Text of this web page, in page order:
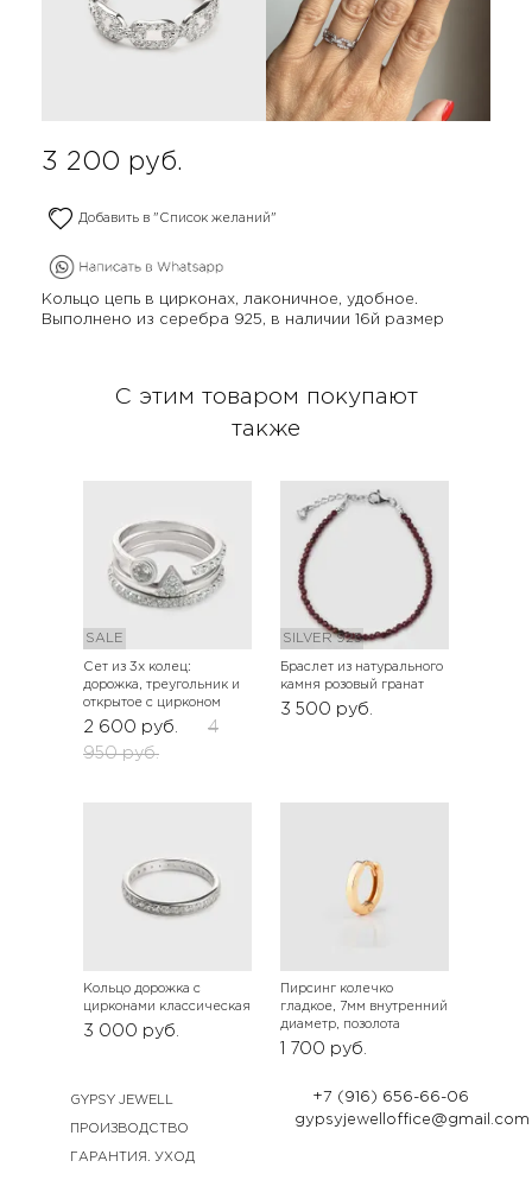
3 200 руб.
Добавить в "Список желаний"
Кольцо цепь в цирконах, лаконичное, удобное.
Выполнено из серебра 925, в наличии 16й размер
С этим товаром покупают
также
SALE
Сет из 3х колец:
дорожка, треугольник и
открытое с цирконом
2 600 руб.
4
950 руб.
SILVER 925
Браслет из натурального
камня розовый гранат
3 500 руб.
Кольцо дорожка с
цирконами классическая
3 000 руб.
Пирсинг колечко
гладкое, 7мм внутренний
диаметр, позолота
1 700 руб.
GYPSY JEWELL
ПРОИЗВОДСТВО
ГАРАНТИЯ. УХОД
+7 (916) 656-66-06
gypsyjewelloffice@gmail.com